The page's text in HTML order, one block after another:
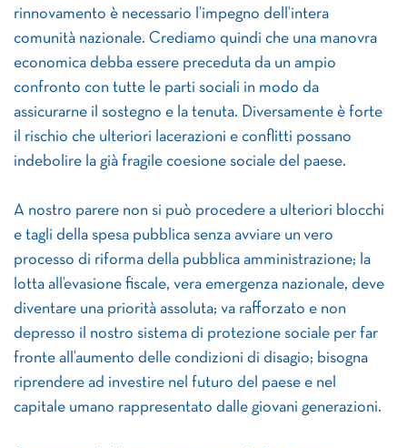
rinnovamento è necessario l’impegno dell’intera
comunità nazionale. Crediamo quindi che una manovra
economica debba essere preceduta da un ampio
confronto con tutte le parti sociali in modo da
assicurarne il sostegno e la tenuta. Diversamente è forte
il rischio che ulteriori lacerazioni e conflitti possano
indebolire la già fragile coesione sociale del paese.
A nostro parere non si può procedere a ulteriori blocchi
e tagli della spesa pubblica senza avviare un vero
processo di riforma della pubblica amministrazione; la
lotta all’evasione fiscale, vera emergenza nazionale, deve
diventare una priorità assoluta; va rafforzato e non
depresso il nostro sistema di protezione sociale per far
fronte all’aumento delle condizioni di disagio; bisogna
riprendere ad investire nel futuro del paese e nel
capitale umano rappresentato dalle giovani generazioni.